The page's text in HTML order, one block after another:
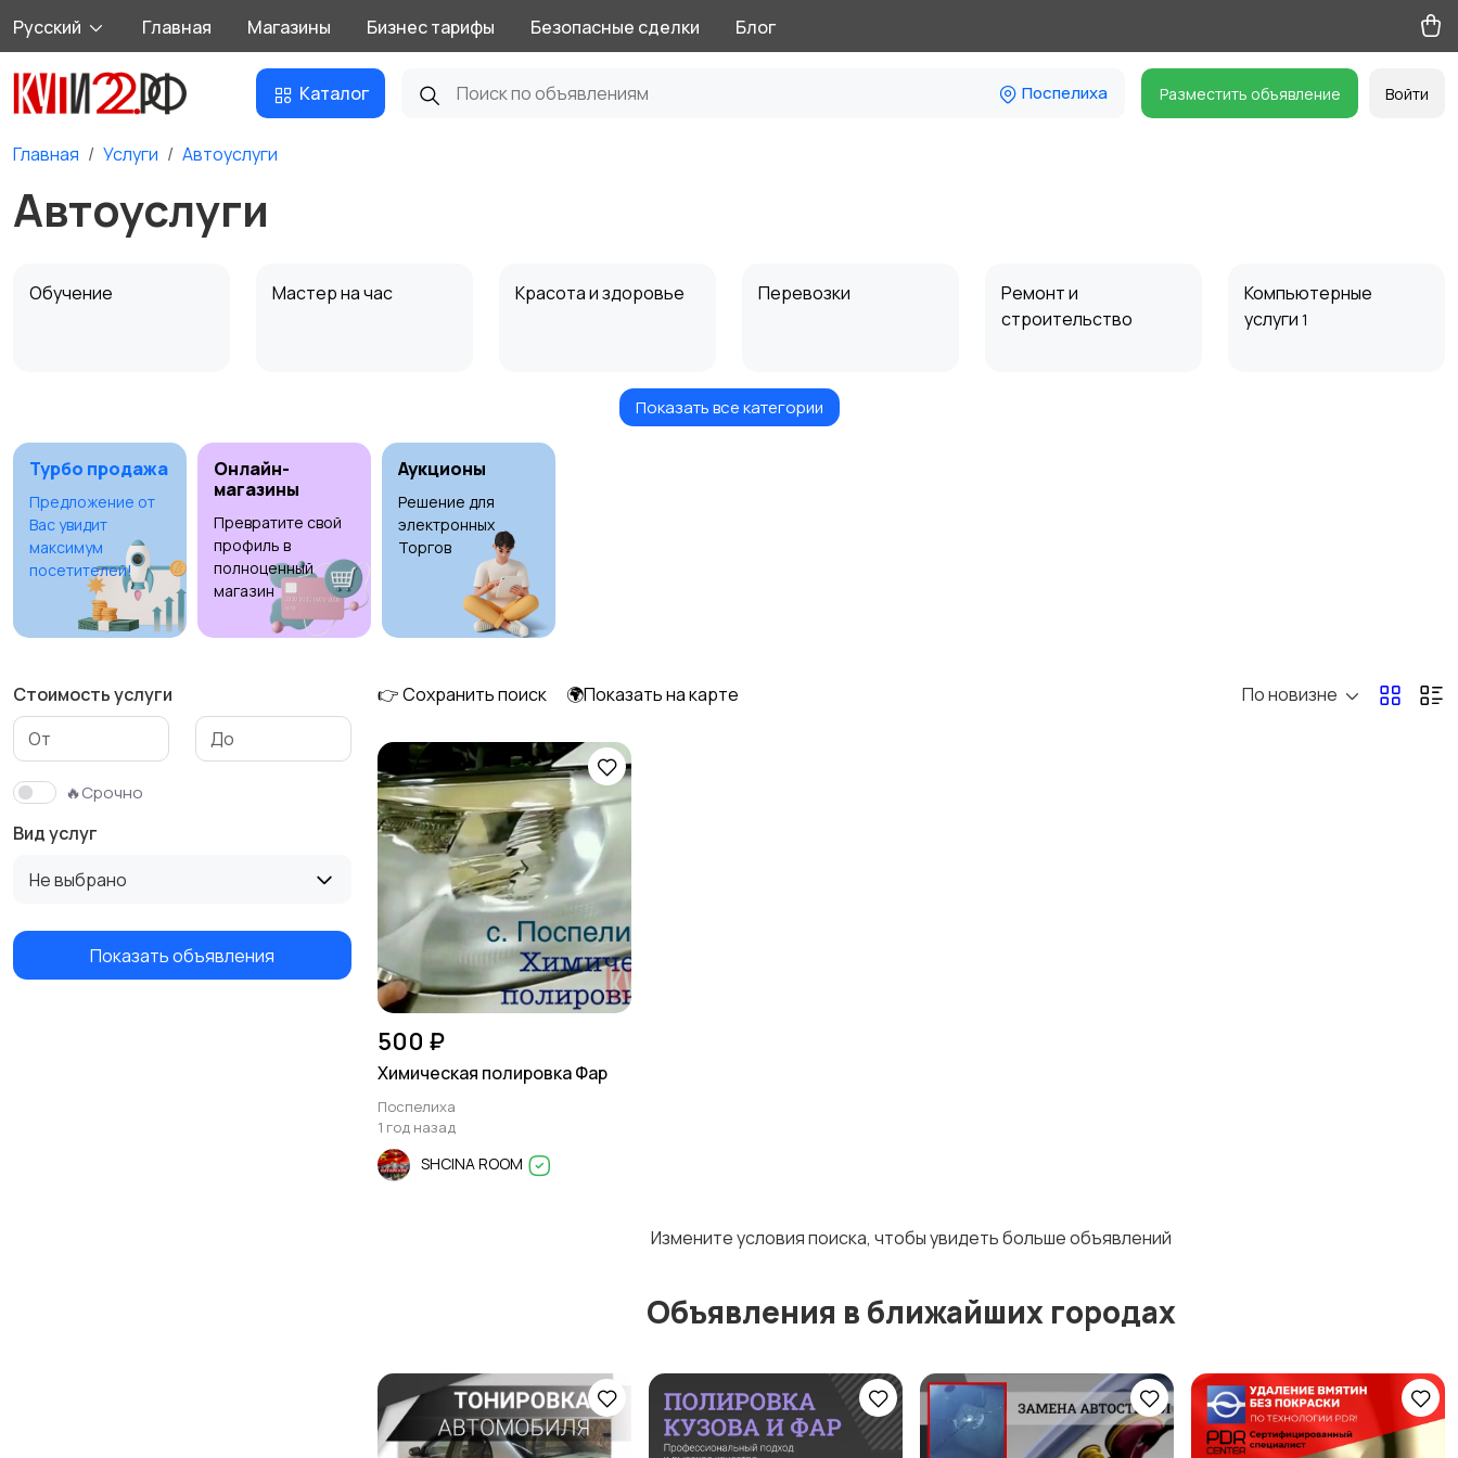
Русский Главная Магазины Бизнес тарифы Безопасные сделки Блог
Каталог Поспелиха Разместить объявление Войти
Главная Услуги Автоуслуги
Автоуслуги
Обучение Мастер на час Красота и здоровье Перевозки
Ремонт и
строительство
Компьютерные
услуги 1
1 Ремонт техники
Изготовление на
заказ
Продукты питания
Показать все категории
Турбо продажа
Предложение от
Вас увидит
максимум
посетителей!
Онлайн-
магазины
Превратите свой
профиль в
полноценный
магазин
Аукционы
Решение для
электронных
Торгов
Стоимость услуги
🔥Срочно
Вид услуг
Не выбрано
Показать объявления
👉 Сохранить поиск 🌍Показать на карте По новизне
500 ₽
Химическая полировка Фар
Поспелиха
1 год назад
SHCINA ROOM
Измените условия поиска, чтобы увидеть больше объявлений
Объявления в ближайших городах